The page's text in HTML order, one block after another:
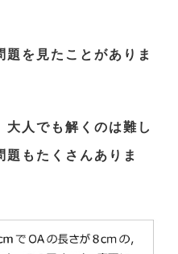
を見たことがありま
人でも解くのは難し
題もたくさんありま